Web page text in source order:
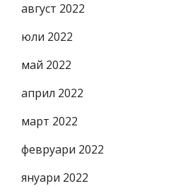
август 2022
юли 2022
май 2022
април 2022
март 2022
февруари 2022
януари 2022